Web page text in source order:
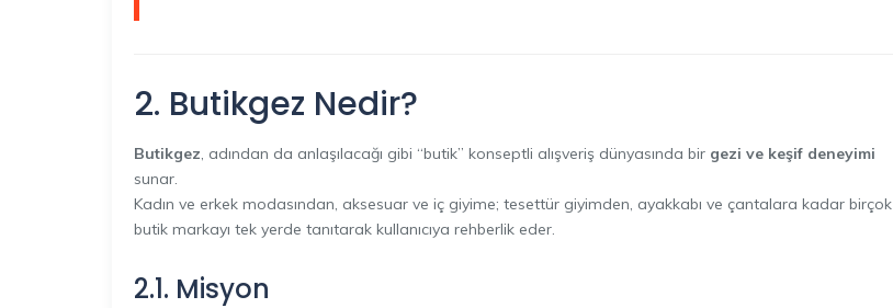
2. Butikgez Nedir?
Butikgez, adından da anlaşılacağı gibi “butik” konseptli alışveriş dünyasında bir gezi ve keşif deneyimi
sunar.
Kadın ve erkek modasından, aksesuar ve iç giyime; tesettür giyimden, ayakkabı ve çantalara kadar birçok
butik markayı tek yerde tanıtarak kullanıcıya rehberlik eder.
2.1. Misyon